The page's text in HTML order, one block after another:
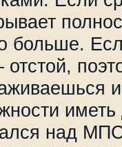
больше.
над